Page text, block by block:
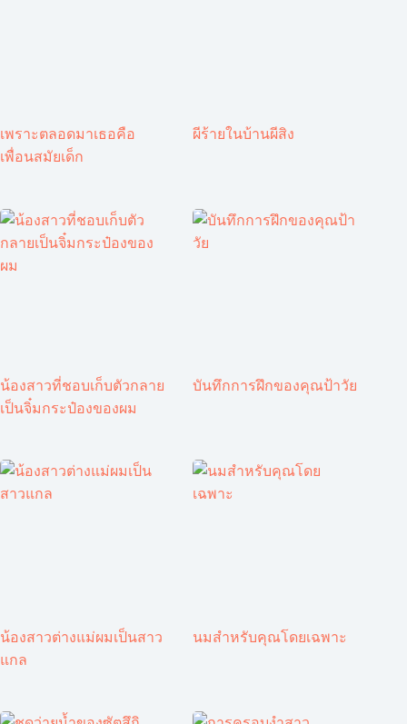
เพราะตลอดมาเธอคือ
เพื่อนสมัยเด็ก
ผีร้ายในบ้านผีสิง
น้องสาวที่ชอบเก็บตัวกลาย
เป็นจิ๋มกระป๋องของผม
บันทึกการฝึกของคุณป้าวัย
น้องสาวต่างแม่ผมเป็นสาว
แกล
นมสำหรับคุณโดยเฉพาะ